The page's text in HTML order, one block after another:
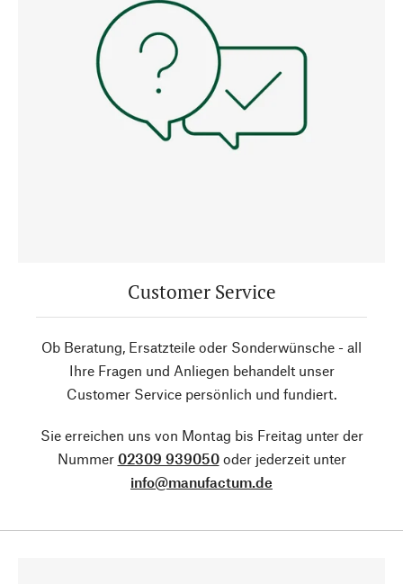
Customer Service
Ob Beratung, Ersatzteile oder Sonderwünsche - all
Ihre Fragen und Anliegen behandelt unser
Customer Service persönlich und fundiert.
Sie erreichen uns von Montag bis Freitag unter der
Nummer 02309 939050oder jederzeit unter
info@manufactum.de